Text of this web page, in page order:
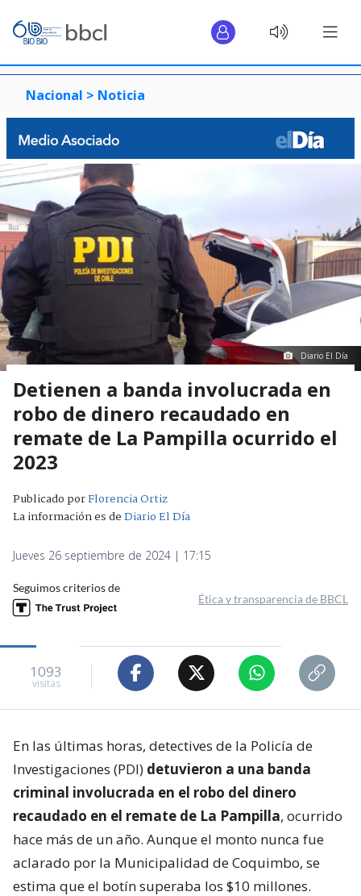
Nacional > Noticia
Diario El Día
Detienen a banda involucrada en
robo de dinero recaudado en
remate de La Pampilla ocurrido el
2023
Publicado porFlorencia Ortiz
La información es deDiario El Día
Jueves 26 septiembre de 2024 | 17:15
Seguimos criterios de
Ética y transparencia de BBCL
1093
visitas
En las últimas horas, detectives de la Policía de
Investigaciones (PDI) detuvieron a una banda
criminal involucrada en el robo del dinero
recaudado en el remate de La Pampilla, ocurrido
hace más de un año. Aunque el monto nunca fue
aclarado por la Municipalidad de Coquimbo, se
estima que el botín superaba los $10 millones.